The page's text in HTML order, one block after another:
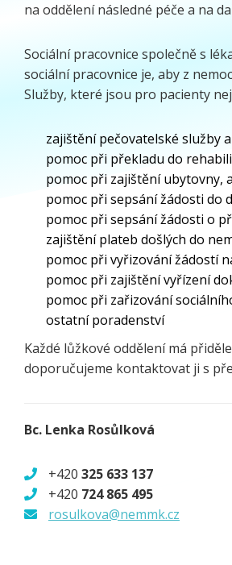
na oddělení následné péče a na
Sociální pracovnice společně s
sociální pracovnice je, aby z
Služby, které jsou pro pacienty
zajištění pečovatelské služby
pomoc při překladu do
pomoc při zajištění ubytovny,
pomoc při sepsání žádosti do
pomoc při sepsání žádosti o
zajištění plateb došlých do
pomoc při vyřizování žádostí
pomoc při zajištění vyřízení
pomoc při zařizování
ostatní poradenství
Každé lůžkové oddělení má
doporučujeme kontaktovat ji s
Bc. Lenka Rosůlková
+420 325 633 137
+420 724 865 495
rosulkova@nemmk.cz